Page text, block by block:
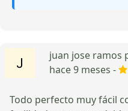
juan jose ramos
hace 9 meses -
Todo perfecto muy fácil